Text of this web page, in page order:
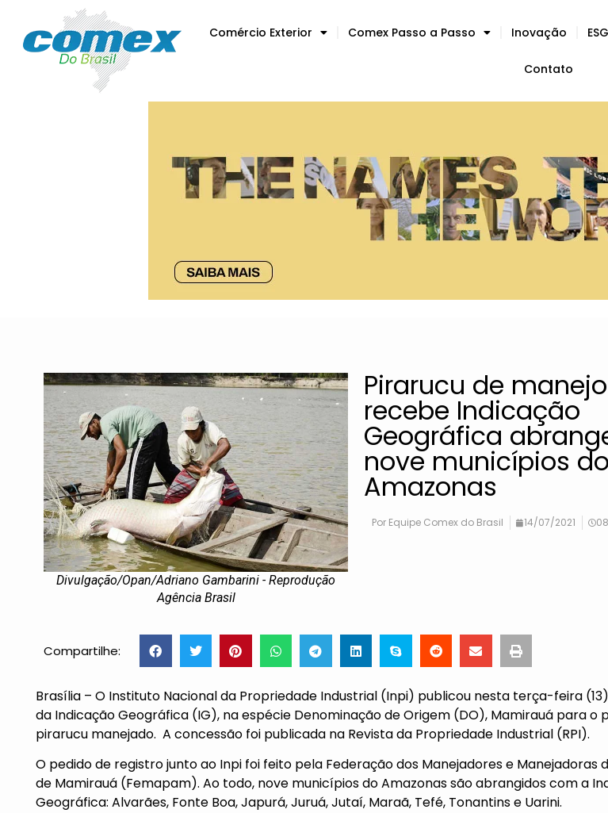
Comércio Exterior Comex Passo a Passo Inovação ESG
Contato
Divulgação/Opan/Adriano Gambarini - Reprodução
Agência Brasil
Pirarucu de manejo
recebe Indicação
Geográfica
nove municípios do
Amazonas
Por Equipe Comex do Brasil 14/07/2021
Compartilhe:
Brasília – O Instituto Nacional da Propriedade Industrial (Inpi) publicou nesta terça-feira
da Indicação Geográfica (IG), na espécie Denominação de Origem (DO), Mamirauá para o
pirarucu manejado. A concessão foi publicada na Revista da Propriedade Industrial (RPI).
O pedido de registro junto ao Inpi foi feito pela Federação dos Manejadores e Manejadoras
de Mamirauá (Femapam). Ao todo, nove municípios do Amazonas são abrangidos com a
Geográfica: Alvarães, Fonte Boa, Japurá, Juruá, Jutaí, Maraã, Tefé, Tonantins e Uarini.